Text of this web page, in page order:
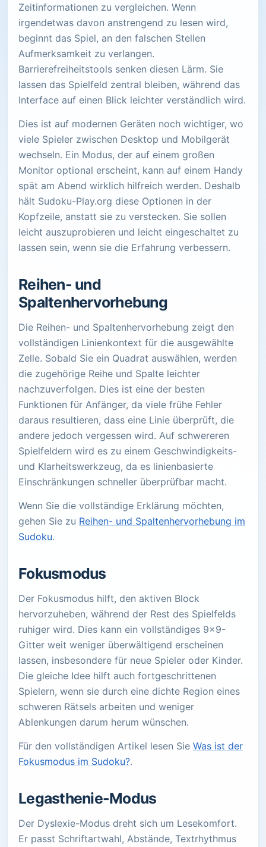
Zeitinformationen zu vergleichen. Wenn
irgendetwas davon anstrengend zu lesen wird,
beginnt das Spiel, an den falschen Stellen
Aufmerksamkeit zu verlangen.
Barrierefreiheitstools senken diesen Lärm. Sie
lassen das Spielfeld zentral bleiben, während das
Interface auf einen Blick leichter verständlich wird.
Dies ist auf modernen Geräten noch wichtiger, wo
viele Spieler zwischen Desktop und Mobilgerät
wechseln. Ein Modus, der auf einem großen
Monitor optional erscheint, kann auf einem Handy
spät am Abend wirklich hilfreich werden. Deshalb
hält Sudoku-Play.org diese Optionen in der
Kopfzeile, anstatt sie zu verstecken. Sie sollen
leicht auszuprobieren und leicht eingeschaltet zu
lassen sein, wenn sie die Erfahrung verbessern.
Reihen- und
Spaltenhervorhebung
Die Reihen- und Spaltenhervorhebung zeigt den
vollständigen Linienkontext für die ausgewählte
Zelle. Sobald Sie ein Quadrat auswählen, werden
die zugehörige Reihe und Spalte leichter
nachzuverfolgen. Dies ist eine der besten
Funktionen für Anfänger, da viele frühe Fehler
daraus resultieren, dass eine Linie überprüft, die
andere jedoch vergessen wird. Auf schwereren
Spielfeldern wird es zu einem Geschwindigkeits-
und Klarheitswerkzeug, da es linienbasierte
Einschränkungen schneller überprüfbar macht.
Wenn Sie die vollständige Erklärung möchten,
gehen Sie zu Reihen- und Spaltenhervorhebung im
Sudoku.
Fokusmodus
Der Fokusmodus hilft, den aktiven Block
hervorzuheben, während der Rest des Spielfelds
ruhiger wird. Dies kann ein vollständiges 9x9-
Gitter weit weniger überwältigend erscheinen
lassen, insbesondere für neue Spieler oder Kinder.
Die gleiche Idee hilft auch fortgeschrittenen
Spielern, wenn sie durch eine dichte Region eines
schweren Rätsels arbeiten und weniger
Ablenkungen darum herum wünschen.
Für den vollständigen Artikel lesen Sie Was ist der
Fokusmodus im Sudoku?.
Legasthenie-Modus
Der Dyslexie-Modus dreht sich um Lesekomfort.
Er passt Schriftartwahl, Abstände, Textrhythmus